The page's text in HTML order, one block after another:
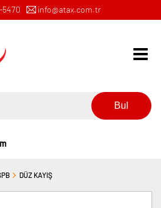
5470 info@atax.com.tr
Bul
DÜZ KAYIŞ